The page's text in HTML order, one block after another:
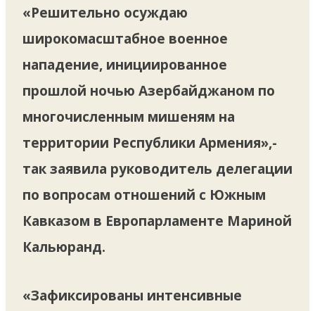
«Решительно осуждаю
широкомасштабное военное
нападение, инициированное
прошлой ночью Азербайджаном по
многочисленным мишеням на
территории Республики Армения»,-
так заявила руководитель делегации
по вопросам отношений с Южным
Кавказом в Европарламенте Мариной
Кальюранд.
«Зафиксированы интенсивные